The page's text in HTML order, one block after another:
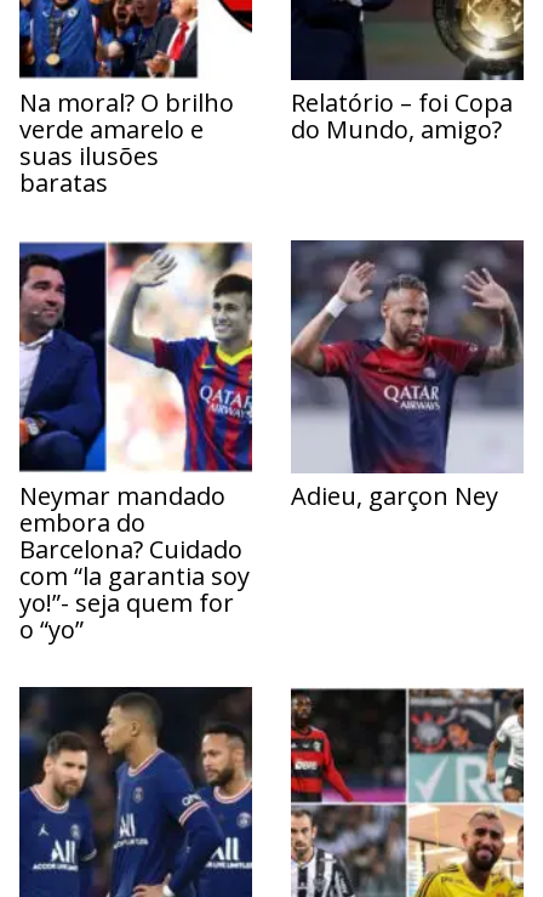
Na moral? O brilho
verde amarelo e
suas ilusões
baratas
Relatório – foi Copa
do Mundo, amigo?
Neymar mandado
embora do
Barcelona? Cuidado
com “la garantia soy
yo!”- seja quem for
o “yo”
Adieu, garçon Ney